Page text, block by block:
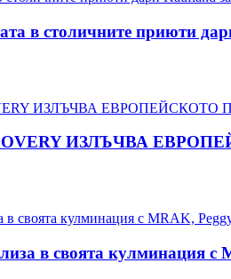
в столичните приюти
ИЗЛЪЧВА
в своята кулминация с